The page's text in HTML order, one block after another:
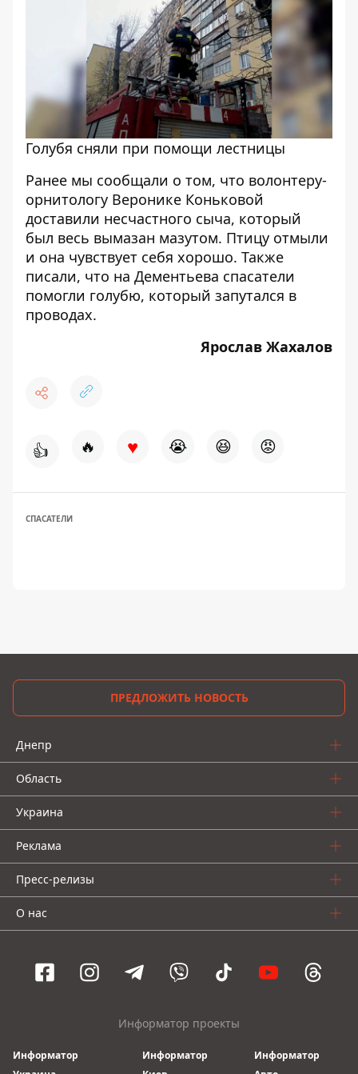
Голубя сняли при помощи лестницы
Ранее мы сообщали о том, что волонтеру-
орнитологу Веронике Коньковой
доставили несчастного сыча, который
был весь вымазан мазутом. Птицу отмыли
и она чувствует себя хорошо. Также
писали, что на Дементьева спасатели
помогли голубю, который запутался в
проводах.
Ярослав Жахалов
👍 🔥 ♥ 😭 😆 😡
СПАСАТЕЛИ
ПРЕДЛОЖИТЬ НОВОСТЬ
Днепр
Область
Украина
Реклама
Пресс-релизы
О нас
Информатор проекты
Информатор
Информатор
Информатор